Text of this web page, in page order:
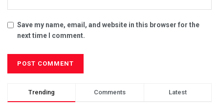
Save my name, email, and website in this browser for the
next time I comment.
Trending Comments Latest